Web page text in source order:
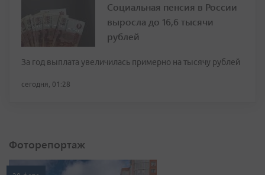
Социальная пенсия в России
выросла до 16,6 тысячи
рублей
За год выплата увеличилась примерно на тысячу рублей
сегодня, 01:28
Фоторепортаж